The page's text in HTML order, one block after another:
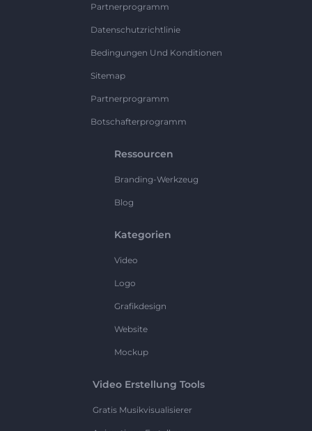
Partnerprogramm
Datenschutzrichtlinie
Bedingungen Und Konditionen
Sitemap
Partnerprogramm
Botschafterprogramm
Ressourcen
Branding-Werkzeug
Blog
Kategorien
Video
Logo
Grafikdesign
Website
Mockup
Video Erstellung Tools
Gratis Musikvisualisierer